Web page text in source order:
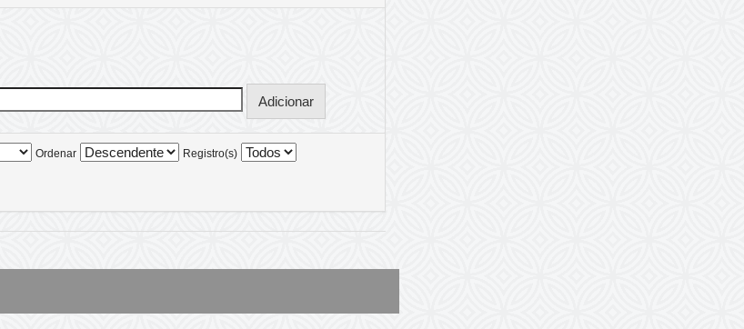
Ordenar Registro(s)